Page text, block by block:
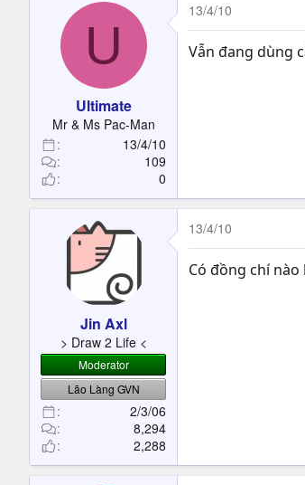
U
Ultimate
Mr & Ms Pac-Man
13/4/10
109
0
13/4/10
Vẫn đang dùng
Jin Axl
> Draw 2 Life <
Moderator
Lão Làng GVN
2/3/06
8,294
2,288
13/4/10
Có đồng chí nào